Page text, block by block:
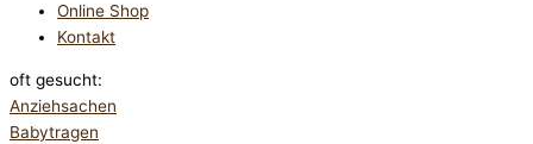
Online Shop
Kontakt
oft gesucht:
Anziehsachen
Babytragen